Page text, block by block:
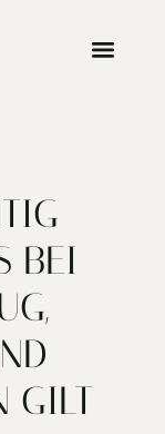
BEI
GILT